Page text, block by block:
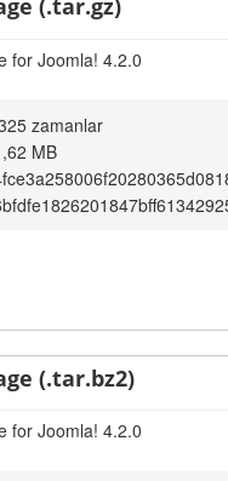
for Joomla! 4.2.0
zamanlar
MB
(.tar.bz2)
for Joomla! 4.2.0